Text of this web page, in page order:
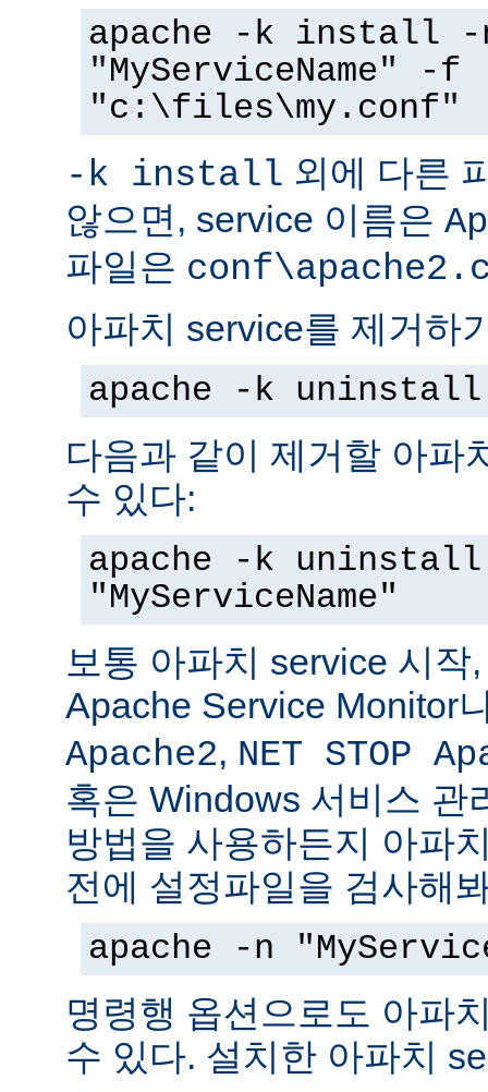
apache -k install -
"MyServiceName" -f
"c:\files\my.conf"
-k install 외에 다른
않으면, service 이름은
파일은
아파치 service를 제거하
apache -k uninstall
다음과 같이 제거할 아파
수 있다:
apache -k
"MyServiceName"
보통 아파치 service 시작
Apache Service Monitor
Apache2, NET STOP
혹은 Windows 서비스 관
방법을 사용하든지 아파
전에 설정파일을 검사해
apache -n
명령행 옵션으로도 아파
수 있다. 설치한 아파치